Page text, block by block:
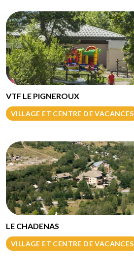
VTF LE PIGNEROUX
VILLAGE ET CENTRE DE VACANCES
LE CHADENAS
VILLAGE ET CENTRE DE VACANCES